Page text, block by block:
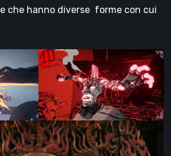
che hanno diverse forme con cui